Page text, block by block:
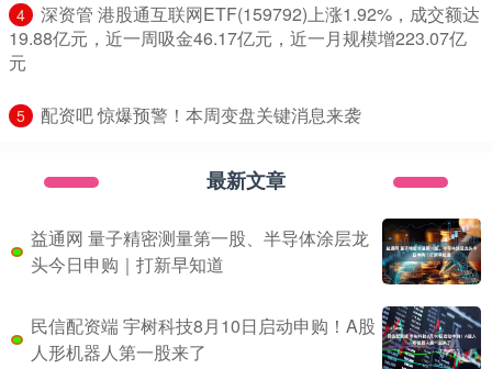
4
​深资管 港股通互联网ETF(159792)上涨1.92%，成交额达
19.88亿元，近一周吸金46.17亿元，近一月规模增223.07亿
元
5 ​配资吧 惊爆预警！本周变盘关键消息来袭
最新文章
益通网 量子精密测量第一股、半导体涂层龙
头今日申购｜打新早知道
民信配资端 宇树科技8月10日启动申购！A股
人形机器人第一股来了